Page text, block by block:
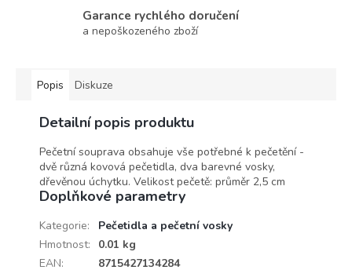
Garance rychlého doručení
a nepoškozeného zboží
Popis Diskuze
Detailní popis produktu
Pečetní souprava obsahuje vše potřebné k pečetění -
dvě různá kovová pečetidla, dva barevné vosky,
dřevěnou úchytku. Velikost pečetě: průměr 2,5 cm
Doplňkové parametry
Kategorie:
Pečetidla a pečetní vosky
Hmotnost:
0.01 kg
EAN: 8715427134284